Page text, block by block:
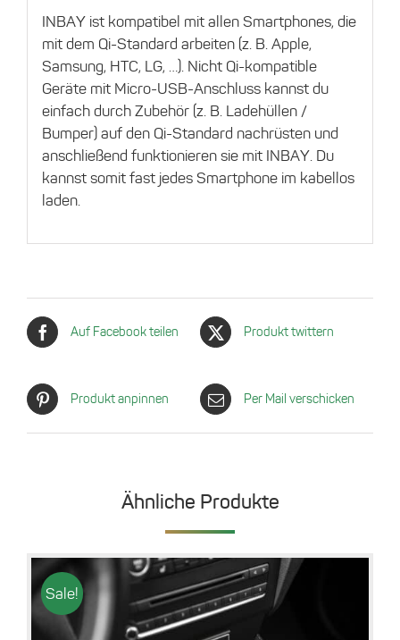
INBAY ist kompatibel mit allen Smartphones, die
mit dem Qi-Standard arbeiten (z. B. Apple,
Samsung, HTC, LG, …). Nicht Qi-kompatible
Geräte mit Micro-USB-Anschluss kannst du
einfach durch Zubehör (z. B. Ladehüllen /
Bumper) auf den Qi-Standard nachrüsten und
anschließend funktionieren sie mit INBAY. Du
kannst somit fast jedes Smartphone im kabellos
laden.
Auf Facebook teilen Produkt twittern
Produkt anpinnen Per Mail verschicken
Ähnliche Produkte
Sale!